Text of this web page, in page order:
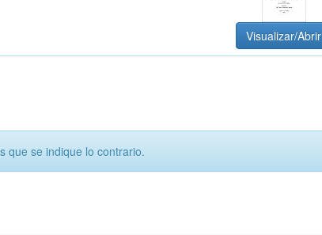
Visualizar/Abrir
que se indique lo contrario.